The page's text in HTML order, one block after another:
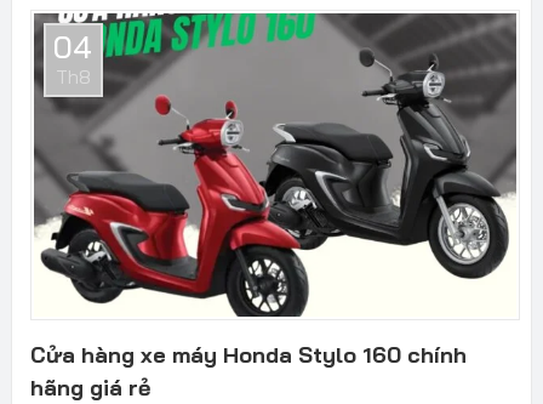
04
Th8
Cửa hàng xe máy Honda Stylo 160 chính
hãng giá rẻ